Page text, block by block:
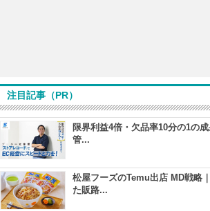
注目記事（PR）
限界利益4倍・欠品率10分の1の
管...
松屋フーズのTemu出店 MD戦略
た販路...